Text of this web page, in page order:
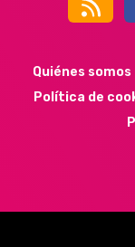
Quiénes somos
Política de